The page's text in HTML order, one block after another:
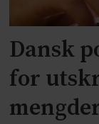
Dansk
for